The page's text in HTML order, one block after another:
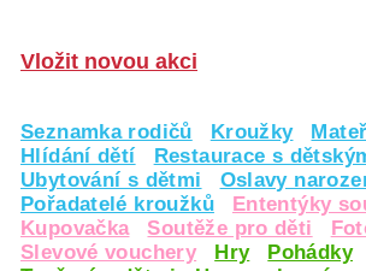
Vložit novou akci
Seznamka rodičů Kroužky
Hlídání dětí
Restaurace s
Ubytování s dětmi
Oslavy
Pořadatelé kroužků
Ententýky
Kupovačka
Soutěže pro děti
Slevové vouchery
Hry
Pohádky